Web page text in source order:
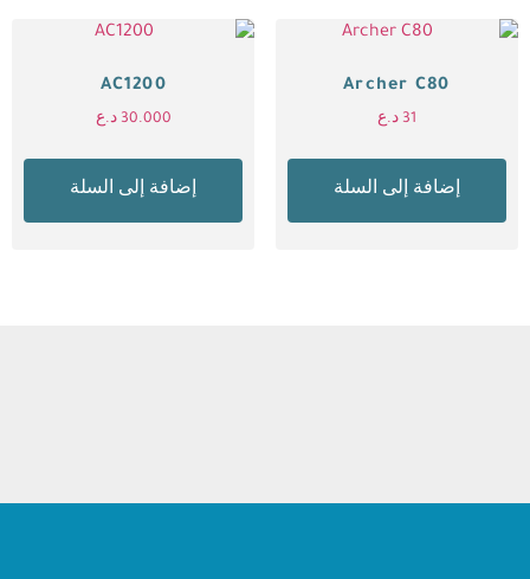
Archer C80
31 د.ع
إضافة إلى السلة
AC1200
30.000 د.ع
إضافة إلى السلة